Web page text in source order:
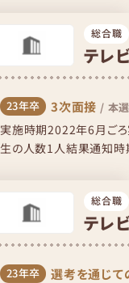
総合職
テレ
23年卒 3次面接 / 本
実施時期2022年6月ご
生の人数1人結果通知時
総合職
テレ
23年卒 選考を通じて